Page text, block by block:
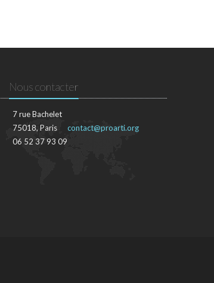
Nous contacter
7 rue Bachelet
75018, Paris
06 52 37 93 09
contact@proarti.org